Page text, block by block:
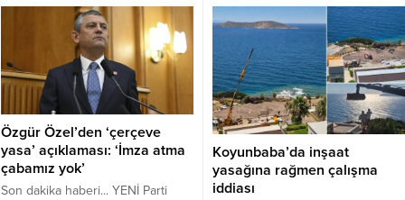
hesabının @tamermandalinci
olduğunu açıkladı.
Özgür Özel’den ‘çerçeve
yasa’ açıklaması: ‘İmza atma
çabamız yok’
Son dakika haberi... YENİ Parti
Koyunbaba’da inşaat
yasağına rağmen çalışma
iddiası